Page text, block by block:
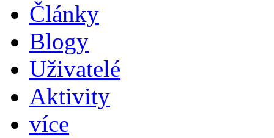
Články
Blogy
Uživatelé
Aktivity
více